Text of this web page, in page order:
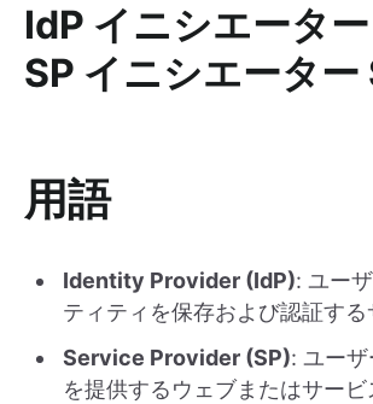
IdP イニシエーター
SP イニシエーター
用語
Identity Provider (IdP): ユー
ティティを保存および認証する
Service Provider (SP): ユー
を提供するウェブまたはサービ